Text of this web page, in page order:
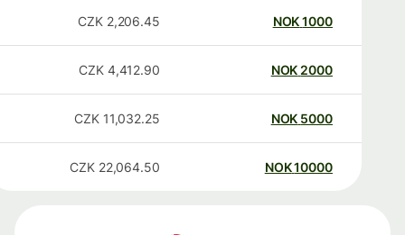
1000
NOK
2,206.45
CZK
2000
NOK
4,412.90
CZK
5000
NOK
11,032.25
CZK
10000
NOK
22,064.50
CZK